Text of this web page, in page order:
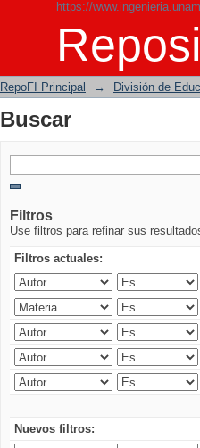
https://
Buscar
RepoFI Principal → División de
Buscar
Filtros
Use filtros para refinar sus
Filtros actuales:
Nuevos filtros: